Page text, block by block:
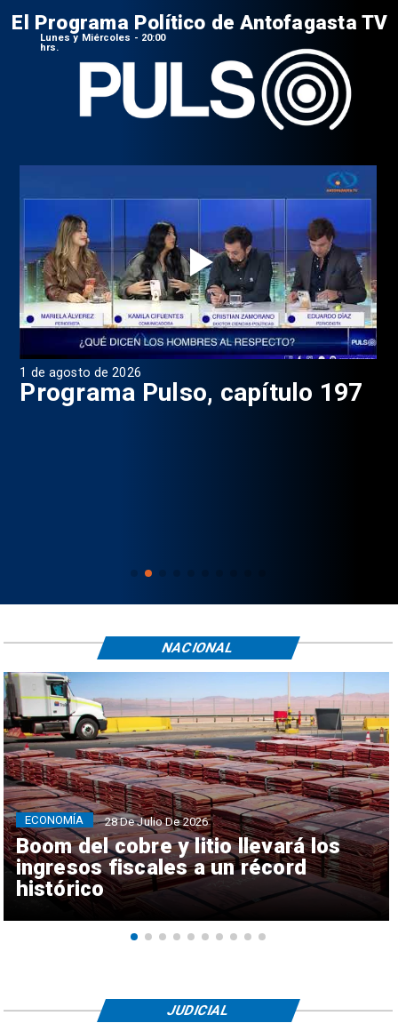
1 de agosto de 2026
Programa Pulso, capítulo 197
El Programa Político de Antofagasta TV
Lunes y Miércoles - 20:00
hrs.
Boom del cobre y litio llevará los
ingresos fiscales a un récord
histórico
ECONOMÍA 28 De Julio De 2026
NACIONAL
JUDICIAL